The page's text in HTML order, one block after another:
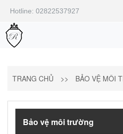
Hotline: 02822537927
TRANG CHỦ >> BẢO VỆ MÔI
Bảo vệ môi trường